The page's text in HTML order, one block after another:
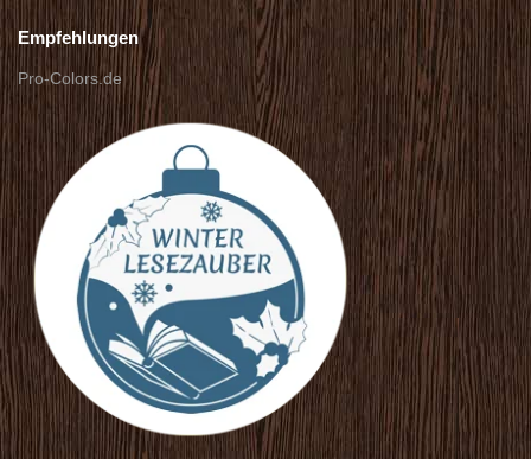
Empfehlungen
Pro-Colors.de